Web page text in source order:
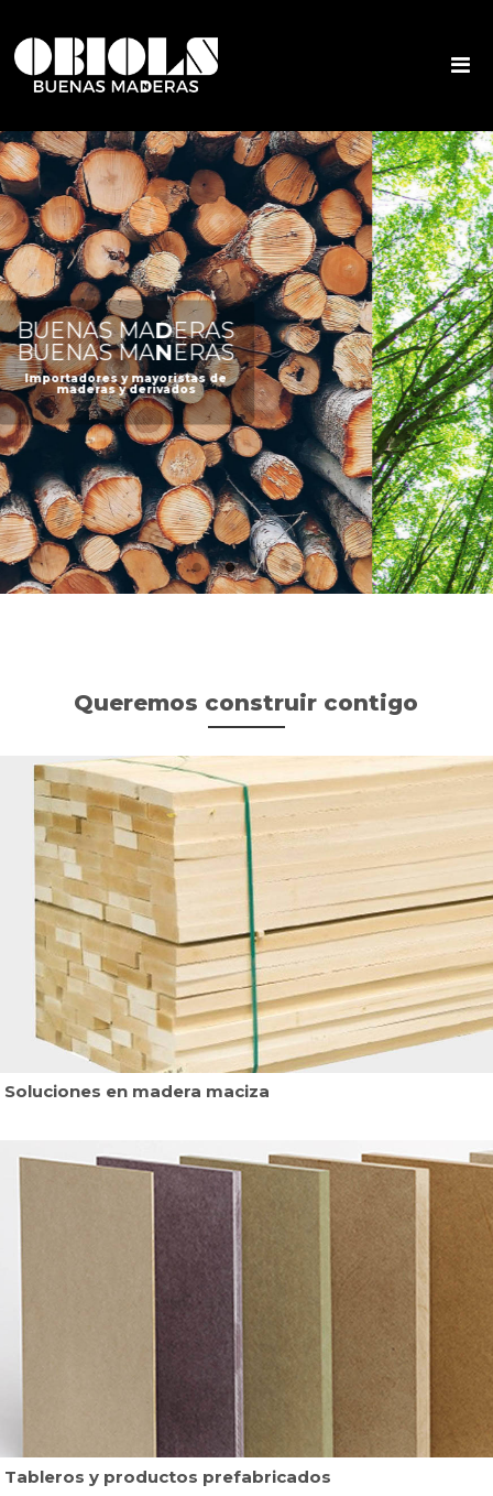
BUENAS MADERAS
BUENAS MAN ERAS
Importadores y mayoristas de
maderas y derivados
Queremos construir contigo
Soluciones en madera maciza
Tableros y productos prefabricados